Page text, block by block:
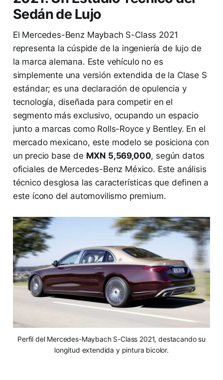
Sedán de Lujo
El Mercedes-Benz Maybach S-Class 2021
representa la cúspide de la ingeniería de lujo de
la marca alemana. Este vehículo no es
simplemente una versión extendida de la Clase S
estándar; es una declaración de opulencia y
tecnología, diseñada para competir en el
segmento más exclusivo, ocupando un espacio
junto a marcas como Rolls-Royce y Bentley. En el
mercado mexicano, este modelo se posiciona con
un precio base de MXN 5,569,000, según datos
oficiales de Mercedes-Benz México. Este análisis
técnico desglosa las características que definen a
este ícono del automovilismo premium.
Perfil del Mercedes-Maybach S-Class 2021, destacando su
longitud extendida y pintura bicolor.